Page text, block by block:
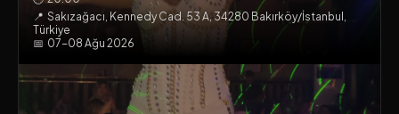
📍 Sakızağacı, Kennedy Cad. 53 A, 34280 Bakırköy/İstanbul,
Türkiye
📅 07-08 Ağu 2026